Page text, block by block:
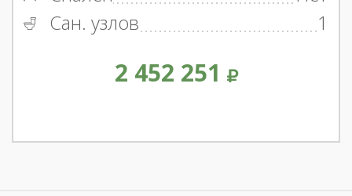
Сан. узлов
1
2 452 251